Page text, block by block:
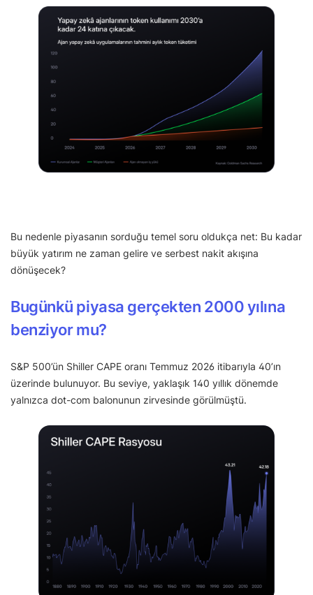
Bu nedenle piyasanın sorduğu temel soru oldukça net: Bu kadar
büyük yatırım ne zaman gelire ve serbest nakit akışına
dönüşecek?
Bugünkü piyasa gerçekten 2000 yılına
benziyor mu?
S&P 500’ün Shiller CAPE oranı Temmuz 2026 itibarıyla 40’ın
üzerinde bulunuyor. Bu seviye, yaklaşık 140 yıllık dönemde
yalnızca dot-com balonunun zirvesinde görülmüştü.